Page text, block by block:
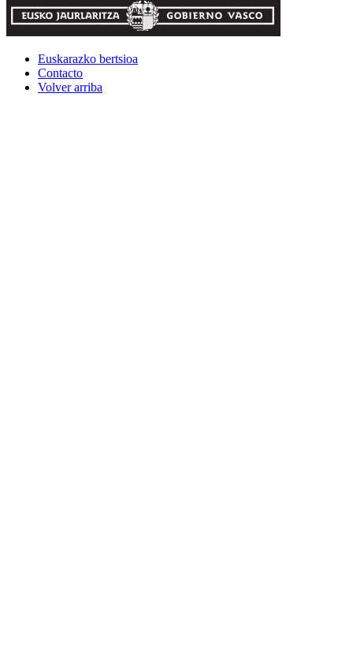
Euskarazko bertsioa
Contacto
Volver arriba